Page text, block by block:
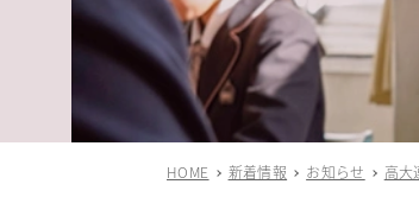
HOME 新着情報 お知らせ 高大